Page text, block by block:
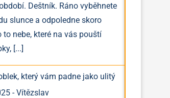
Deštník. Ráno vyběhnete
slunce a odpoledne skoro
to nebe, které na vás pouští
[...]
který vám padne jako ulitý
-Vítězslav